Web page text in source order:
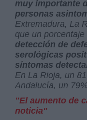
muy importante
personas
Extremadura, La
que un
detección de
serológicas
síntomas
En La Rioja, un
Andalucía, un
"El aumento de
noticia"